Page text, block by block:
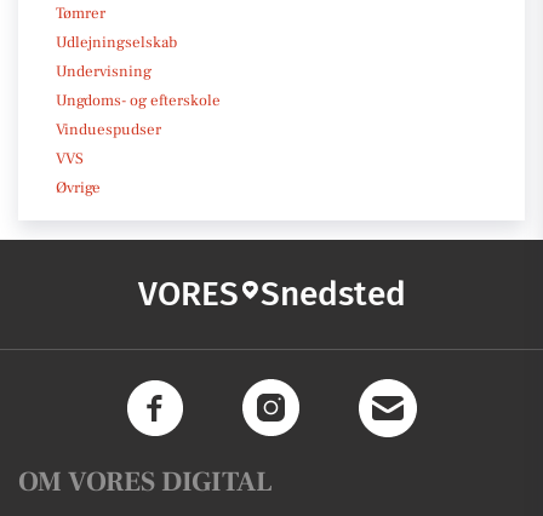
Tømrer
Udlejningselskab
Undervisning
Ungdoms- og efterskole
Vinduespudser
VVS
Øvrige
VORES Snedsted
OM VORES DIGITAL